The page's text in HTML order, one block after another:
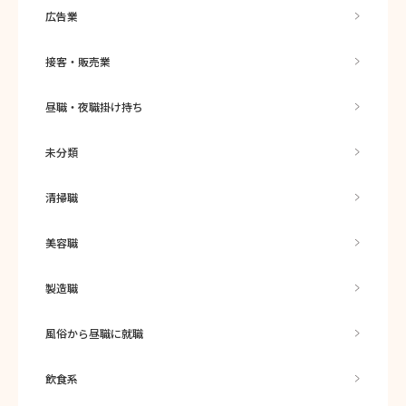
広告業
接客・販売業
昼職・夜職掛け持ち
未分類
清掃職
美容職
製造職
風俗から昼職に就職
飲食系